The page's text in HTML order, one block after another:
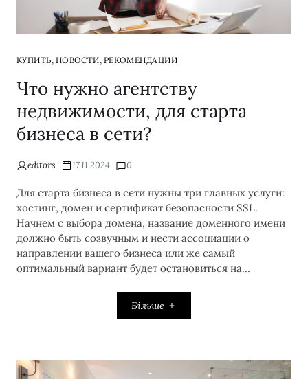
КУПИТЬ, НОВОСТИ, РЕКОМЕНДАЦИИ
Что нужно агентству
недвижимости, для старта
бизнеса в сети?
editors 17.11.2024 0
Для старта бизнеса в сети нужны три главных услуги:
хостинг, домен и сертификат безопасности SSL.
Начнем с выбора домена, название доменного имени
должно быть созвучным и нести ассоциации о
направлении вашего бизнеса или же самый
оптимальный вариант будет остановиться на…
Більше